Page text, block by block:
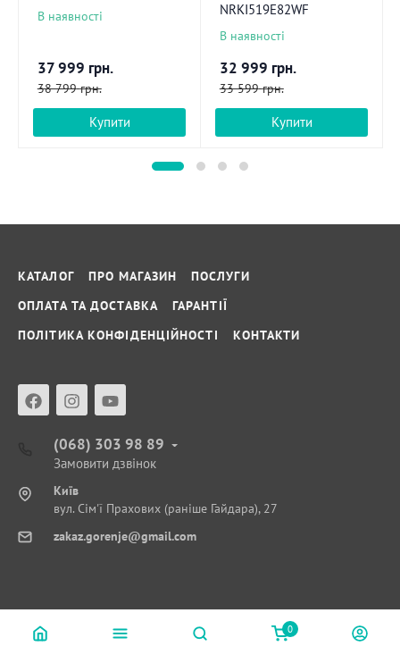
В наявності
37 999 грн.
38 799 грн.
Купити
NRKI519E82WF
В наявності
32 999 грн.
33 599 грн.
Купити
КАТАЛОГ ПРО МАГАЗИН
ПОСЛУГИ
ОПЛАТА ТА ДОСТАВКА
ГАРАНТІЇ
ПОЛІТИКА КОНФІДЕНЦІЙНОСТІ
КОНТАКТИ
(068) 303 98 89
Замовити дзвінок
Київ
вул. Сім'ї Прахових (раніше Гайдара), 27
zakaz.gorenje@gmail.com
© ФІРМОВИЙ САЛОН-МАГАЗИН GORENJE © 2018 - 2026
0